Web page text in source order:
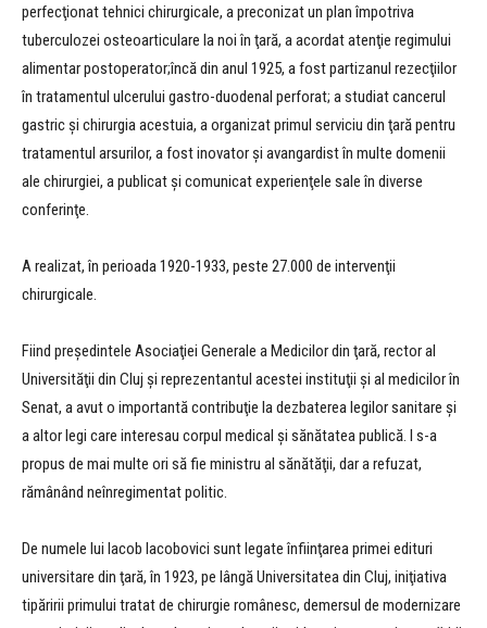
perfecţionat tehnici chirurgicale, a preconizat un plan împotriva
tuberculozei osteoarticulare la noi în ţară, a acordat atenţie regimului
alimentar postoperator;încă din anul 1925, a fost partizanul rezecţiilor
în tratamentul ulcerului gastro-duodenal perforat; a studiat cancerul
gastric şi chirurgia acestuia, a organizat primul serviciu din ţară pentru
tratamentul arsurilor, a fost inovator şi avangardist în multe domenii
ale chirurgiei, a publicat şi comunicat experienţele sale în diverse
conferinţe.
A realizat, în perioada 1920-1933, peste 27.000 de intervenţii
chirurgicale.
Fiind preşedintele Asociaţiei Generale a Medicilor din ţară, rector al
Universităţii din Cluj şi reprezentantul acestei instituţii şi al medicilor în
Senat, a avut o importantă contribuţie la dezbaterea legilor sanitare şi
a altor legi care interesau corpul medical şi sănătatea publică. I s-a
propus de mai multe ori să fie ministru al sănătăţii, dar a refuzat,
rămânând neînregimentat politic.
De numele lui Iacob Iacobovici sunt legate înfiinţarea primei edituri
universitare din ţară, în 1923, pe lângă Universitatea din Cluj, iniţiativa
tipăririi primului tratat de chirurgie românesc, demersul de modernizare